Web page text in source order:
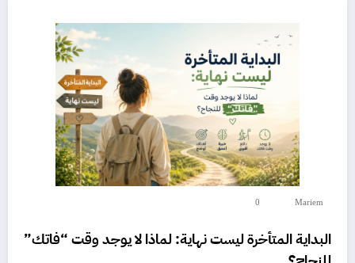
Mariem
0
البداية المتأخرة ليست نهاية: لماذا لا يوجد وقت “فاتك”